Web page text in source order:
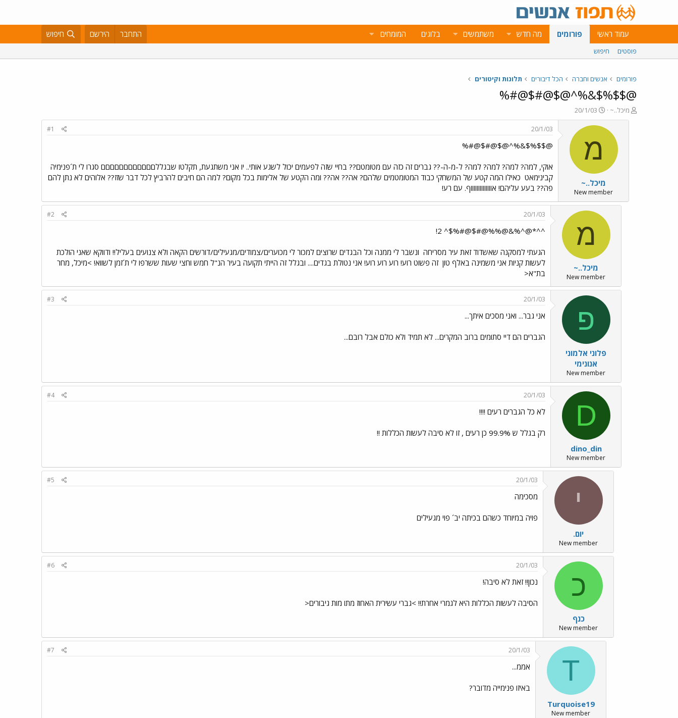
עמוד ראשי פורומים מה חדש משתמשים בלוגים המומחים התחבר הירשם חיפוש
פוסטים חיפוש
פורומים אנשים וחברה הכל דיבורים תלונות וקיטורים
@$$%$&%^@$@#$@#%
פ
ו
מיכל..~
פ
ו
ר
ם
ב
א
ר
י
ך
20/1/03
מ
מיכל..~
New member
20/1/03
#1
@$$%$&%^@$@#$@#%
אוקי, למה? למה? למה? למה? ל-מ-ה-?? גברים זה כזה עם מטומטם?? בחיי שזה לפעמים יכול לשגע אותי.. יו אני משתגעת, תקלטו שבגללםםםםםםםםםםםם סגרו לי ת´פנימיה
קבינימאט כאילו המה קטע של המשחקי כבוד המטומטמים שלהם? אה?? אה?? ומה הקטע של אלימות בכל מקום? למה הם חיבים להרביץ לכל דבר שזז?? אלוהים לא נתן להם
פה?? בעע עליהם! אווווווווווווווף. עם רע!
מ
מיכל..~
New member
20/1/03
#2
^^*@^%&@%%@#$@#%$^ 2!
הגעתי למסקנה שאשדוד זאת עיר מסריחה ונשבר לי ממנה וכל הבגדים שרוצים למכור לי מכוערים/צמודים/מגעילים/דורשים הקאה ולא צנועים בעליל!! ודווקא שאני הולכת
לעשות קניות אני משמינה באלף טון זה פשוט רוע! רוע רוע רוע! אני נטולת בגדים.... ובגלל זה הייתי תקועה בעיר הנ"ל חמש וחצי שעות ששרפו לי ת´זמן לשווא! >מיכל, מחר
בת"א<
פ
פלוני אלמוני
אנונימי
New member
20/1/03
#3
אני גבר... ואני מסכים איתך...
הגברים הם דיי סתומים ברוב המקרים... לא תמיד ולא כולם אבל רובם...
D
dino_din
New member
20/1/03
#4
לא כל הגברים רעים !!!!
רק בגלל ש 99.9% כן רעים , זו לא סיבה לעשות הכללות !!
י
יום.
New member
20/1/03
#5
מסכימה
פויה במיוחד כשהם בכיתה יב´ פוי מגעילים
כ
כנף
New member
20/1/03
#6
נכון!! זאת לא סיבה!
הסיבה לעשות הכללות היא לגמרי אחרת!! >גברי עשירית האחוז מתו מות גיבורים<
T
Turquoise19
New member
20/1/03
#7
אממ...
באיזו פנימייה מדובר?